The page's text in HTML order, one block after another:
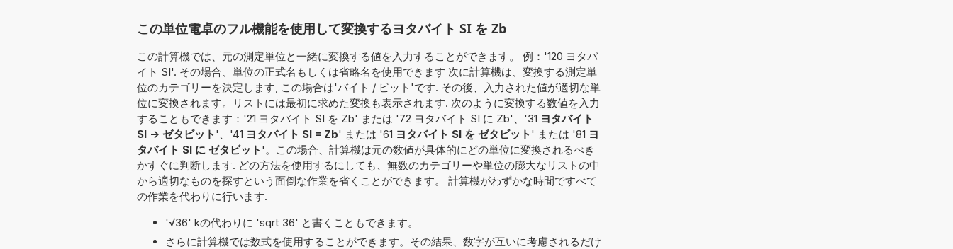
この単位電卓のフル機能を使用して変換するヨタバイト SI を Zb
この計算機では、元の測定単位と一緒に変換する値を入力することができます。 例：'120 ヨタバ
イト SI'. その場合、単位の正式名もしくは省略名を使用できます 次に計算機は、変換する測定単
位のカテゴリーを決定します, この場合は'バイト / ビット'です. その後、入力された値が適切な単
位に変換されます。リストには最初に求めた変換も表示されます. 次のように変換する数値を入力
することもできます：'21 ヨタバイト SI を Zb' または '72 ヨタバイト SI に Zb'、'31 ヨタバイト
SI -> ゼタビット '、'41 ヨタバイト SI = Zb' または '61 ヨタバイト SI を ゼタビット ' または '81 ヨ
タバイト SI に ゼタビット '。この場合、計算機は元の数値が具体的にどの単位に変換されるべき
かすぐに判断します. どの方法を使用するにしても、無数のカテゴリーや単位の膨大なリストの中
から適切なものを探すという面倒な作業を省くことができます。 計算機がわずかな時間ですべて
の作業を代わりに行います.
'√36' kの代わりに 'sqrt 36' と書くこともできます。
さらに計算機では数式を使用することができます。その結果、数字が互いに考慮されるだけ